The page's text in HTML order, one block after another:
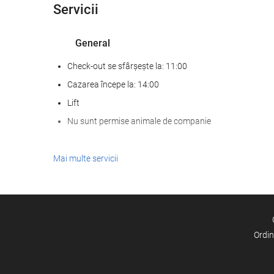
Servicii
General
Check-out se sfârșește la: 11:00
Cazarea începe la: 14:00
Lift
Nu sunt permise animale de companie
Servicii de primire
cameră de bagaje
Mai multe servicii